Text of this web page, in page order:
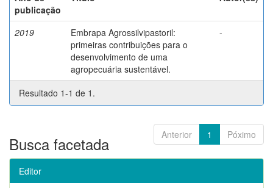
publicação
2019
Embrapa Agrossilvipastoril:
primeiras contribuições para o
desenvolvimento de uma
agropecuária sustentável.
-
Resultado 1-1 de 1.
Anterior 1 Póximo
Busca facetada
Editor